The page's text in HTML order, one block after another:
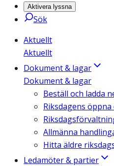
Aktivera lyssna
Sök
Aktuellt
Aktuellt
Dokument & lagar
Dokument & lagar
Beställ och ladda
Riksdagens öppna
Allmänna
Hitta äldre
Ledamöter & partier